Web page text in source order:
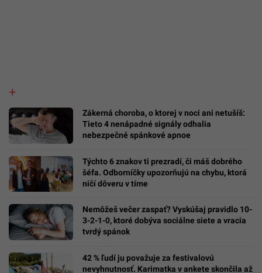
Zákerná choroba, o ktorej v noci ani netušíš:
Tieto 4 nenápadné signály odhalia
nebezpečné spánkové apnoe
Týchto 6 znakov ti prezradí, či máš dobrého
šéfa. Odborníčky upozorňujú na chybu, ktorá
ničí dôveru v tíme
Nemôžeš večer zaspať? Vyskúšaj pravidlo 10-
3-2-1-0, ktoré dobýva sociálne siete a vracia
tvrdý spánok
42 % ľudí ju považuje za festivalovú
nevyhnutnosť. Karimatka v ankete skončila až